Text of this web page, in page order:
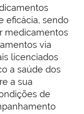
eficácia, sendo
medicamentos
via
licenciados
a saúde dos
a sua
de